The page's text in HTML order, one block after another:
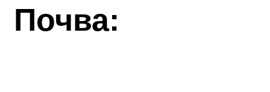
Почва: